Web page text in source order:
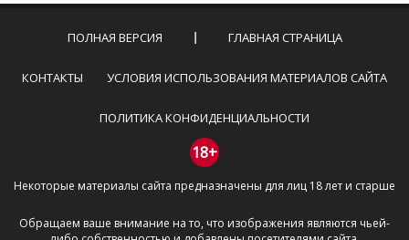
ПОЛНАЯ ВЕРСИЯ ГЛАВНАЯ СТРАНИЦА
КОНТАКТЫ УСЛОВИЯ ИСПОЛЬЗОВАНИЯ МАТЕРИАЛОВ САЙТА
ПОЛИТИКА КОНФИДЕНЦИАЛЬНОСТИ
18+
Некоторые материалы сайта предназначены для лиц 18 лет и старше
Обращаем ваше внимание на то, что изображения являются чьей-